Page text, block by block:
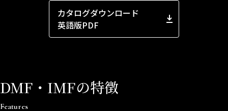
カタログダウンロード
英語版PDF
DMF・IMFの特徴
Features